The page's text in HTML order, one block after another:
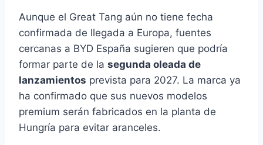
Aunque el Great Tang aún no tiene fecha
confirmada de llegada a Europa, fuentes
cercanas a BYD España sugieren que podría
formar parte de la segunda oleada de
lanzamientos prevista para 2027. La marca ya
ha confirmado que sus nuevos modelos
premium serán fabricados en la planta de
Hungría para evitar aranceles.